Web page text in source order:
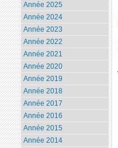
Année 2025
Année 2024
Année 2023
Année 2022
Année 2021
Année 2020
Année 2019
Année 2018
Année 2017
Année 2016
Année 2015
Année 2014